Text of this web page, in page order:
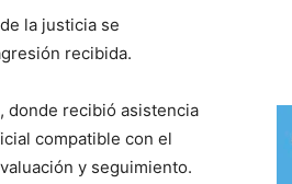
la justicia se
recibida.
donde recibió asistencia
compatible con el
y seguimiento.